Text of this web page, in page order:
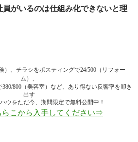
員がいるのは仕組み化できないと理
）、チラシをポスティングで24/500（リフォー
ム）、
800（美容室）など、あり得ない反響率を叩き
出す
ウをただ今、期間限定で無料公開中！
らこから入手してください⇒